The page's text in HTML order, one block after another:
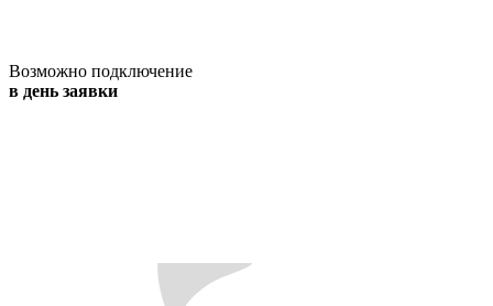
Возможно подключение
в день заявки